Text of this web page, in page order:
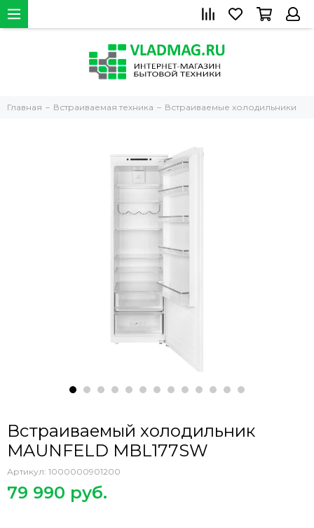
Главная Встраиваемая техника Встраиваемые холодильники
Встраиваемый холодильник
MAUNFELD MBL177SW
Артикул: 1000000901200
79 990 руб.